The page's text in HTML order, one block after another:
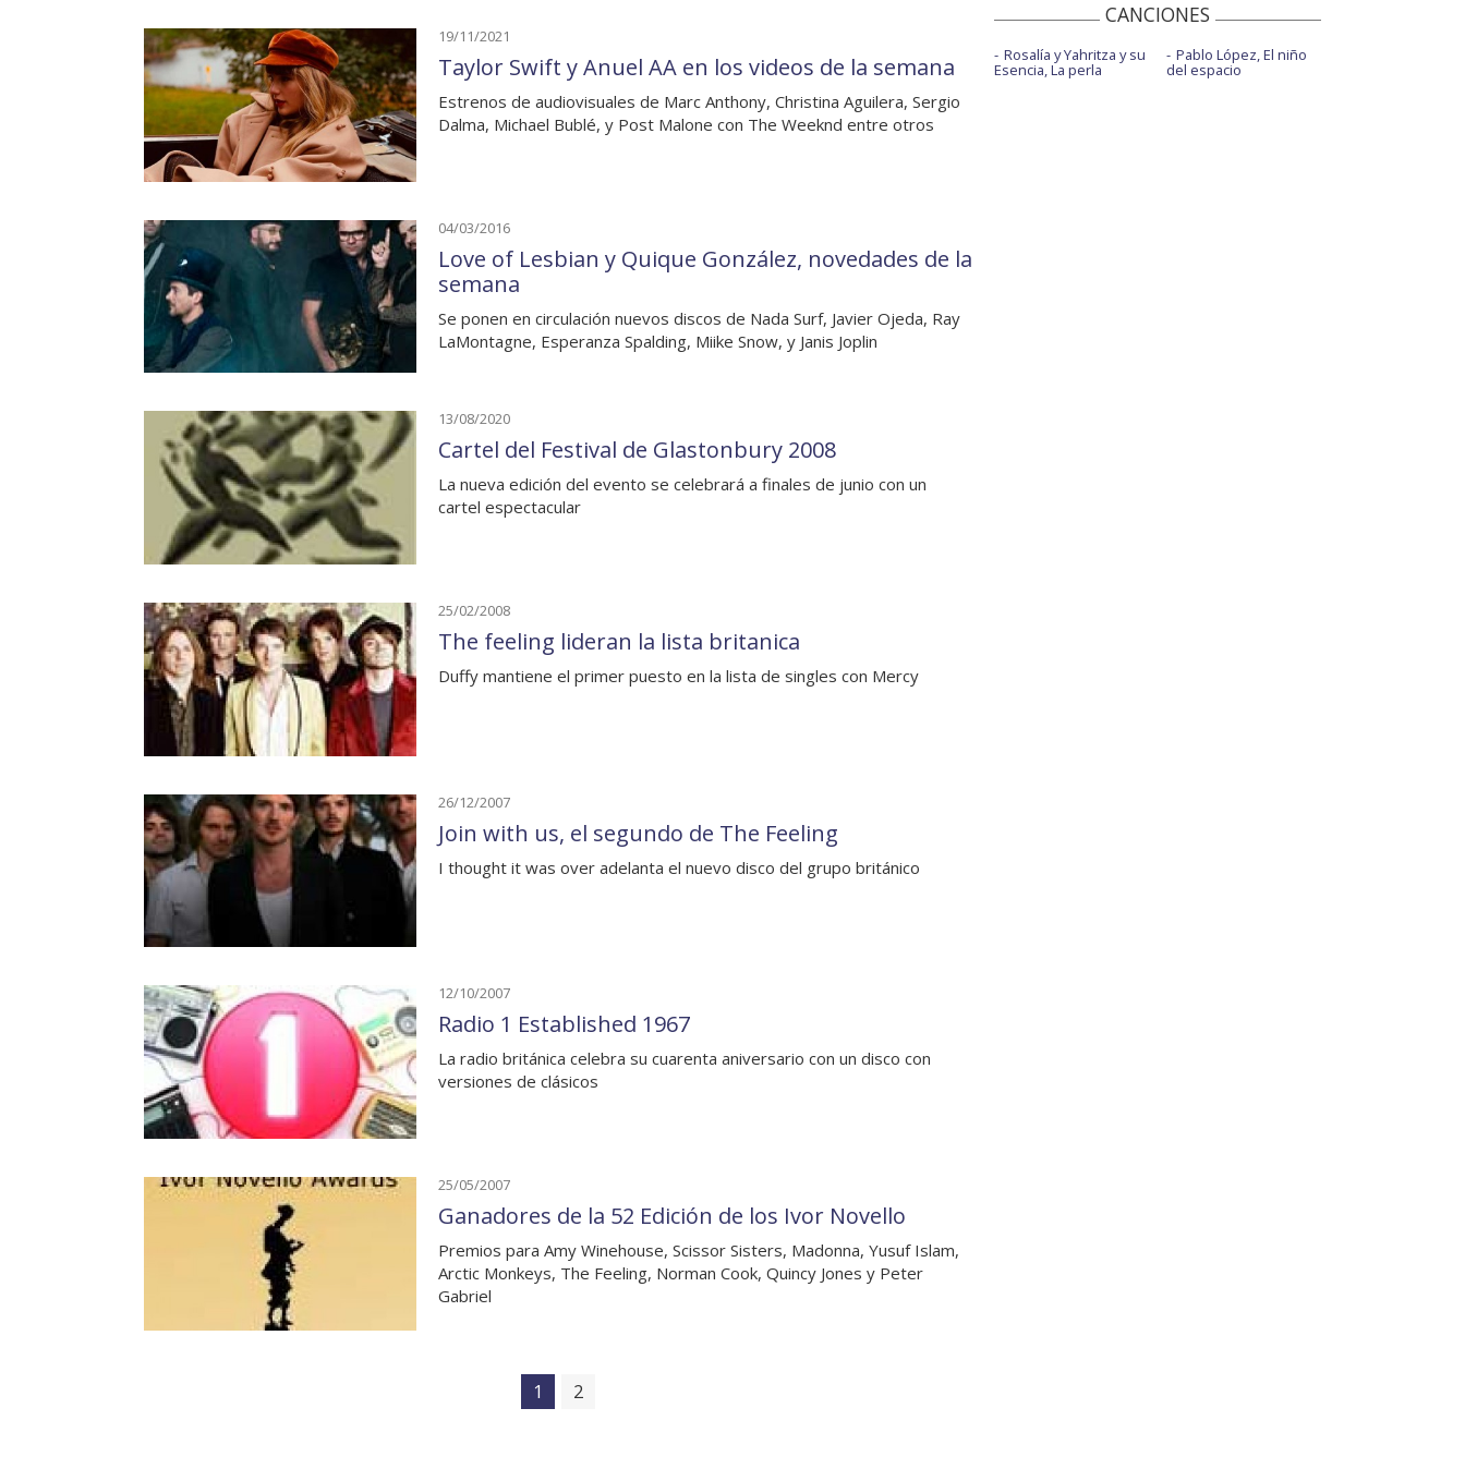
19/11/2021
Taylor Swift y Anuel AA en los videos de la semana
Estrenos de audiovisuales de Marc Anthony, Christina Aguilera, Sergio
Dalma, Michael Bublé, y Post Malone con The Weeknd entre otros
04/03/2016
Love of Lesbian y Quique González, novedades de la
semana
Se ponen en circulación nuevos discos de Nada Surf, Javier Ojeda, Ray
LaMontagne, Esperanza Spalding, Miike Snow, y Janis Joplin
13/08/2020
Cartel del Festival de Glastonbury 2008
La nueva edición del evento se celebrará a finales de junio con un
cartel espectacular
25/02/2008
The feeling lideran la lista britanica
Duffy mantiene el primer puesto en la lista de singles con Mercy
26/12/2007
Join with us, el segundo de The Feeling
I thought it was over adelanta el nuevo disco del grupo británico
12/10/2007
Radio 1 Established 1967
La radio británica celebra su cuarenta aniversario con un disco con
versiones de clásicos
25/05/2007
Ganadores de la 52 Edición de los Ivor Novello
Premios para Amy Winehouse, Scissor Sisters, Madonna, Yusuf Islam,
Arctic Monkeys, The Feeling, Norman Cook, Quincy Jones y Peter
Gabriel
1 2
CANCIONES
Rosalía y Yahritza y su
Esencia, La perla
Pablo López, El niño
del espacio